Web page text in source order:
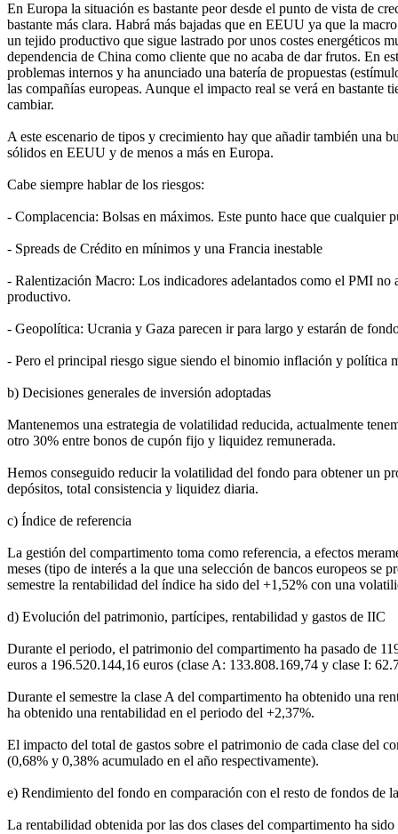
En Europa la situación es bastante peor desde el punto de vista de
bastante más clara. Habrá más bajadas que en EEUU ya que la
un tejido productivo que sigue lastrado por unos costes energéticos
dependencia de China como cliente que no acaba de dar frutos. En
problemas internos y ha anunciado una batería de propuestas
las compañías europeas. Aunque el impacto real se verá en
cambiar.
A este escenario de tipos y crecimiento hay que añadir también una
sólidos en EEUU y de menos a más en Europa.
Cabe siempre hablar de los riesgos:
- Complacencia: Bolsas en máximos. Este punto hace que
- Spreads de Crédito en mínimos y una Francia inestable
- Ralentización Macro: Los indicadores adelantados como el PMI no
productivo.
- Geopolítica: Ucrania y Gaza parecen ir para largo y estarán de
- Pero el principal riesgo sigue siendo el binomio inflación y política
b) Decisiones generales de inversión adoptadas
Mantenemos una estrategia de volatilidad reducida, actualmente
otro 30% entre bonos de cupón fijo y liquidez remunerada.
Hemos conseguido reducir la volatilidad del fondo para obtener un
depósitos, total consistencia y liquidez diaria.
c) Índice de referencia
La gestión del compartimento toma como referencia, a efectos
meses (tipo de interés a la que una selección de bancos europeos se
semestre la rentabilidad del índice ha sido del +1,52% con una
d) Evolución del patrimonio, partícipes, rentabilidad y gastos de IIC
Durante el periodo, el patrimonio del compartimento ha pasado de
euros a 196.520.144,16 euros (clase A: 133.808.169,74 y clase I:
Durante el semestre la clase A del compartimento ha obtenido una
ha obtenido una rentabilidad en el periodo del +2,37%.
El impacto del total de gastos sobre el patrimonio de cada clase del
(0,68% y 0,38% acumulado en el año respectivamente).
e) Rendimiento del fondo en comparación con el resto de fondos de
La rentabilidad obtenida por las dos clases del compartimento ha